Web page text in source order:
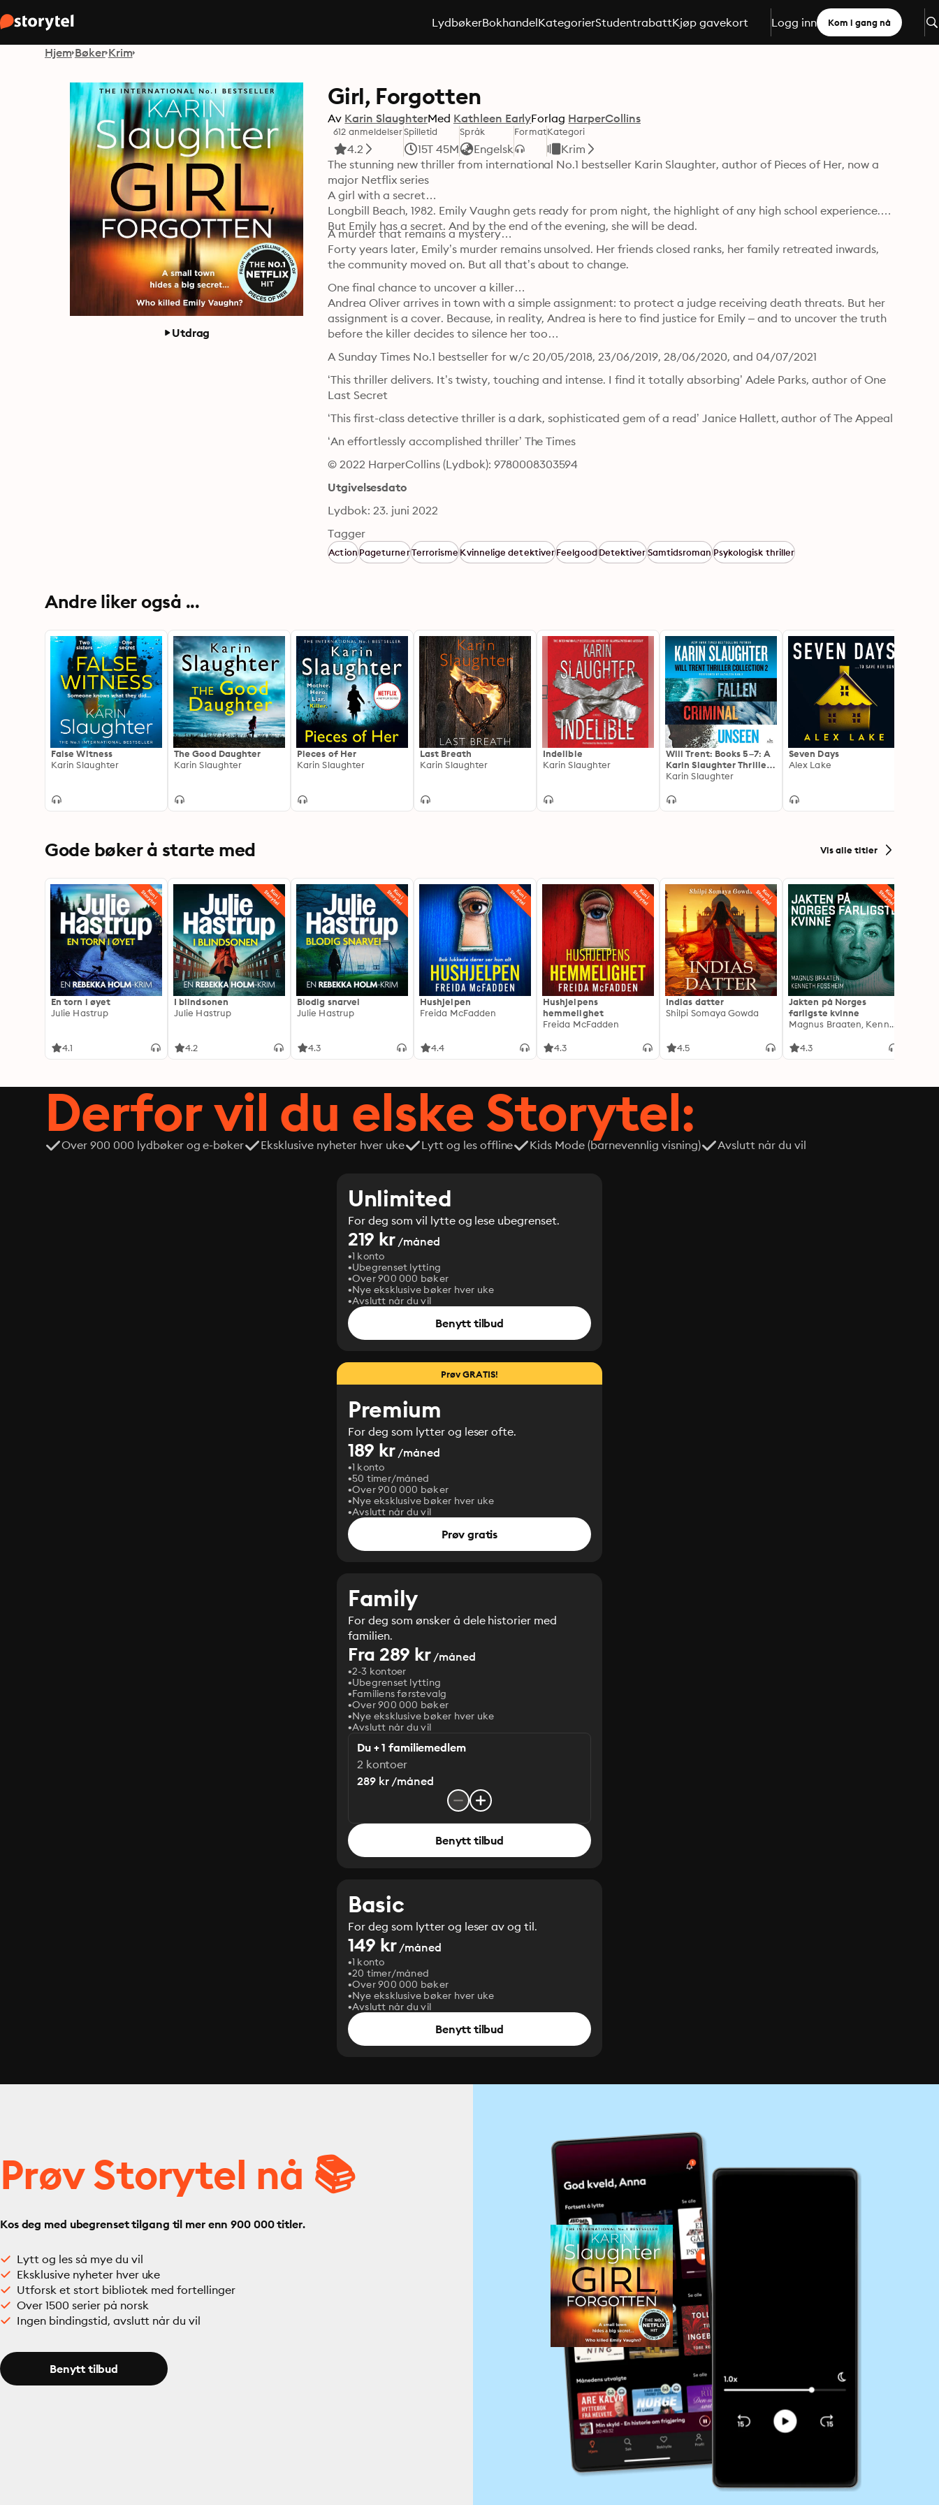
LydbøkerBokhandelKategorierStudentrabattKjøp gavekort Logg inn Kom i gang nå
Hjem Bøker Krim
Utdrag
Girl, Forgotten
Av Karin SlaughterMed Kathleen EarlyForlag HarperCollins
612 anmeldelser
4.2
Spilletid
15T 45M
Språk
Engelsk
FormatKategori
Krim
The stunning new thriller from international No.1 bestseller Karin Slaughter, author of Pieces of Her, now a
major Netflix series
A girl with a secret…
Longbill Beach, 1982. Emily Vaughn gets ready for prom night, the highlight of any high school experience.
But Emily has a secret. And by the end of the evening, she will be dead.
A murder that remains a mystery…
Forty years later, Emily’s murder remains unsolved. Her friends closed ranks, her family retreated inwards,
the community moved on. But all that’s about to change.
One final chance to uncover a killer…
Andrea Oliver arrives in town with a simple assignment: to protect a judge receiving death threats. But her
assignment is a cover. Because, in reality, Andrea is here to find justice for Emily – and to uncover the truth
before the killer decides to silence her too…
A Sunday Times No.1 bestseller for w/c 20/05/2018, 23/06/2019, 28/06/2020, and 04/07/2021
‘This thriller delivers. It’s twisty, touching and intense. I find it totally absorbing’ Adele Parks, author of One
Last Secret
‘This first-class detective thriller is a dark, sophisticated gem of a read’ Janice Hallett, author of The Appeal
‘An effortlessly accomplished thriller’ The Times
© 2022 HarperCollins (Lydbok): 9780008303594
Utgivelsesdato
Lydbok: 23. juni 2022
Tagger
ActionPageturnerTerrorismeKvinnelige detektiverFeelgoodDetektiverSamtidsromanPsykologisk thriller
Andre liker også ...
False Witness
Karin Slaughter
The Good Daughter
Karin Slaughter
Pieces of Her
Karin Slaughter
Last Breath
Karin Slaughter
Indelible
Karin Slaughter
Will Trent: Books 5–7: A
Karin Slaughter Thriller
Collection Featuring
Unseen
Karin Slaughter
Seven Days
Alex Lake
Gode bøker å starte med Vis alle titler
En torn i øyet
Julie Hastrup
4.1
I blindsonen
Julie Hastrup
4.2
Blodig snarvei
Julie Hastrup
4.3
Hushjelpen
Freida McFadden
4.4
Hushjelpens
hemmelighet
Freida McFadden
4.3
Indias datter
Shilpi Somaya Gowda
4.5
Jakten på Norges
farligste kvinne
Magnus Braaten, Kenneth Fossheim
4.3
Derfor vil du elske Storytel:
Over 900 000 lydbøker og e-bøker Eksklusive nyheter hver uke Lytt og les offline Kids Mode (barnevennlig visning) Avslutt når du vil
Unlimited
For deg som vil lytte og lese ubegrenset.
219 kr/måned
1 konto
Ubegrenset lytting
Over 900 000 bøker
Nye eksklusive bøker hver uke
Avslutt når du vil
Benytt tilbud
Prøv GRATIS!
Premium
For deg som lytter og leser ofte.
189 kr/måned
1 konto
50 timer/måned
Over 900 000 bøker
Nye eksklusive bøker hver uke
Avslutt når du vil
Prøv gratis
Family
For deg som ønsker å dele historier med
familien.
Fra 289 kr/måned
2-3 kontoer
Ubegrenset lytting
Familiens førstevalg
Over 900 000 bøker
Nye eksklusive bøker hver uke
Avslutt når du vil
Du + 1 familiemedlem
2 kontoer
289 kr /måned
Benytt tilbud
Basic
For deg som lytter og leser av og til.
149 kr/måned
1 konto
20 timer/måned
Over 900 000 bøker
Nye eksklusive bøker hver uke
Avslutt når du vil
Benytt tilbud
Prøv Storytel nå 📚
Kos deg med ubegrenset tilgang til mer enn 900 000 titler.
Lytt og les så mye du vil
Eksklusive nyheter hver uke
Utforsk et stort bibliotek med fortellinger
Over 1500 serier på norsk
Ingen bindingstid, avslutt når du vil
Benytt tilbud